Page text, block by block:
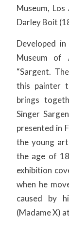
Museum,
Darley Boit
Developed
Museum of
“Sargent.
this painter
brings
Singer
presented in
the young
the age of
exhibition
when he
caused by
(Madame X)